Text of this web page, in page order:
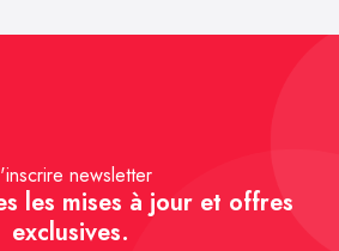
newsletter
les mises à jour et offres
exclusives.